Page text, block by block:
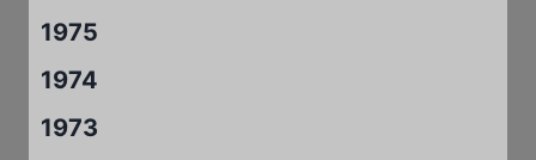
1975
1974
1973